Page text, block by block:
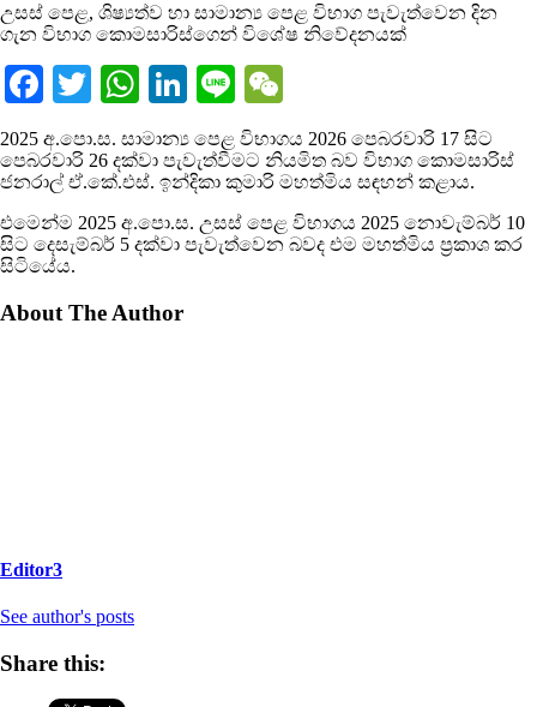
උසස් පෙළ, ශිෂ්‍යත්ව හා සාමාන්‍ය පෙළ විභාග පැවැත්වෙන දින
ගැන විභාග කොමසාරිස්ගෙන් විශේෂ නිවේදනයක්
Facebook
TwitterWhatsApp
LinkedIn
Line
2025 අ.පො.ස. සාමාන්‍ය පෙළ විභාගය 2026 පෙබරවාරි 17 සිට
පෙබරවාරි 26 දක්වා පැවැත්වීමට නියමිත බව විභාග කොමසාරිස්
ජනරාල් ඒ.කේ.එස්. ඉන්දිකා කුමාරි මහත්මිය සඳහන් කළාය.
එමෙන්ම 2025 අ.පො.ස. උසස් පෙළ විභාගය 2025 නොවැම්බර් 10
සිට දෙසැම්බර් 5 දක්වා පැවැත්වෙන බවද එම මහත්මිය ප්‍රකාශ කර
සිටියේය.
About The Author
Editor3
See author's posts
Share this: